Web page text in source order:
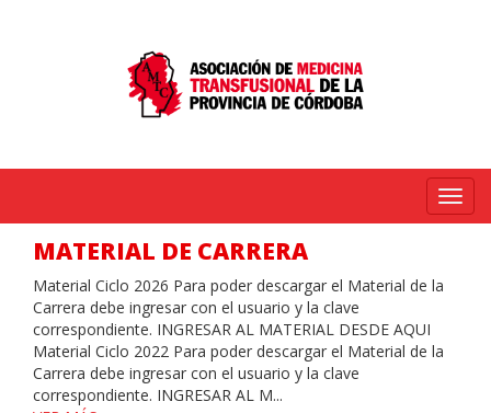
Menú
MATERIAL DE CARRERA
Material Ciclo 2026 Para poder descargar el Material de la
Carrera debe ingresar con el usuario y la clave
correspondiente. INGRESAR AL MATERIAL DESDE AQUI
Material Ciclo 2022 Para poder descargar el Material de la
Carrera debe ingresar con el usuario y la clave
correspondiente. INGRESAR AL M...